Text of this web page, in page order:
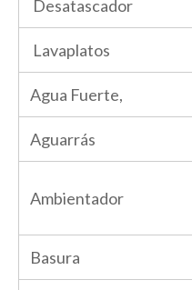
Desatascador
Lavaplatos
Agua Fuerte,
Aguarrás
Ambientador
Basura